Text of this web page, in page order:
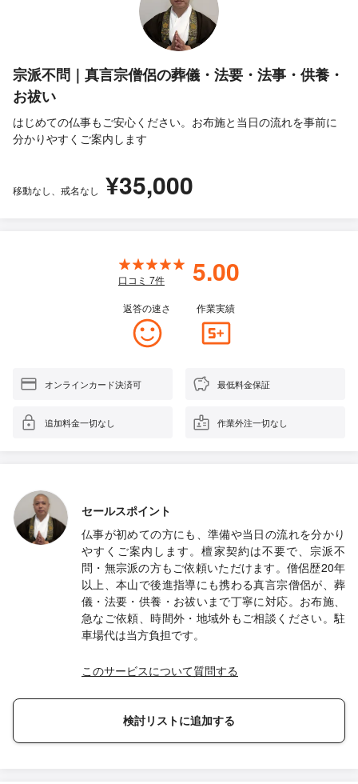
宗派不問｜真言宗僧侶の葬儀・法要・法事・供養・
お祓い
はじめての仏事もご安心ください。お布施と当日の流れを事前に
分かりやすくご案内します
移動なし、戒名なし ¥35,000
口コミ 7件 5.00
返答の速さ 作業実績
オンラインカード決済可 最低料金保証
追加料金一切なし 作業外注一切なし
セールスポイント
仏事が初めての方にも、準備や当日の流れを分かり
やすくご案内します。檀家契約は不要で、宗派不
問・無宗派の方もご依頼いただけます。僧侶歴20年
以上、本山で後進指導にも携わる真言宗僧侶が、葬
儀・法要・供養・お祓いまで丁寧に対応。お布施、
急なご依頼、時間外・地域外もご相談ください。駐
車場代は当方負担です。
このサービスについて質問する
検討リストに追加する